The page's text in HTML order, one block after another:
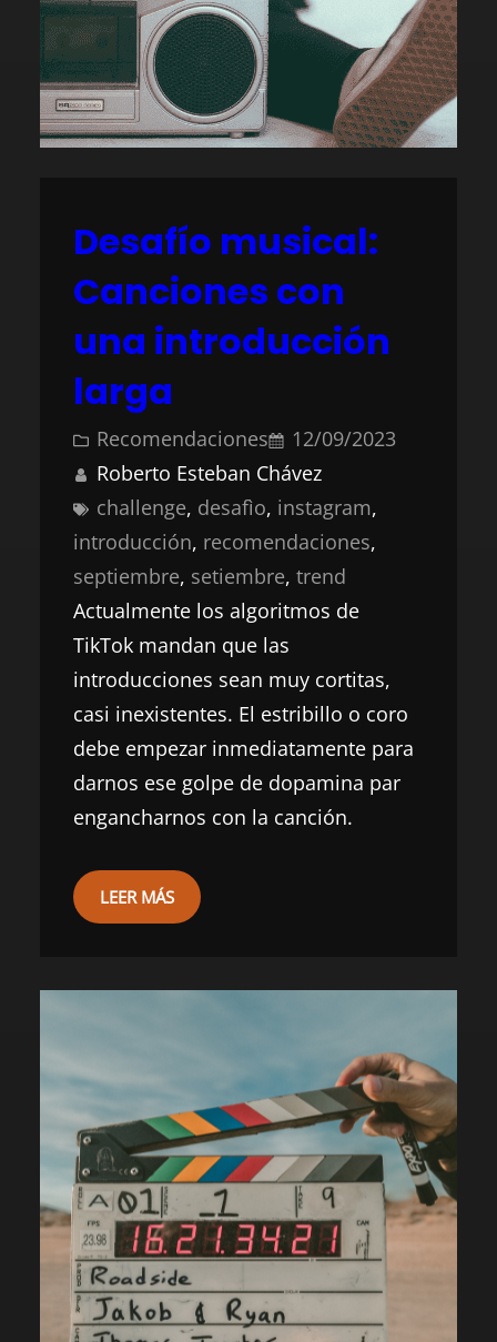
Desafío musical:
Canciones con
una introducción
larga
Recomendaciones
12/09/2023
Roberto Esteban Chávez
challenge, desafìo, instagram
introducción, recomendaciones
septiembre, setiembre, trend
Actualmente los algoritmos de
TikTok mandan que las
introducciones sean muy cortitas,
casi inexistentes. El estribillo o coro
debe empezar inmediatamente para
darnos ese golpe de dopamina par
engancharnos con la canción.
LEER MÁS